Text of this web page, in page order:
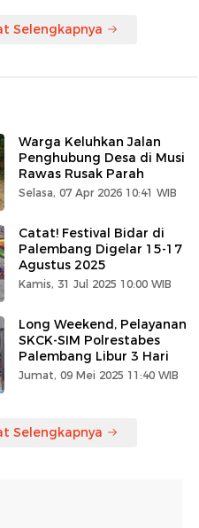
Selengkapnya
Warga Keluhkan Jalan
Penghubung Desa di Musi
Rawas Rusak Parah
Selasa, 07 Apr 2026 10:41 WIB
Catat! Festival Bidar di
Palembang Digelar 15-17
Agustus 2025
Kamis, 31 Jul 2025 10:00 WIB
Long Weekend, Pelayanan
SKCK-SIM Polrestabes
Palembang Libur 3 Hari
Jumat, 09 Mei 2025 11:40 WIB
Selengkapnya